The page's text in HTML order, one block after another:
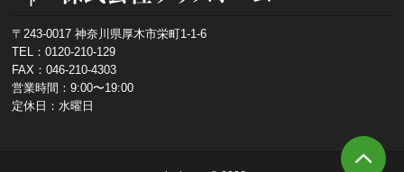
〒243-0017 神奈川県厚木市栄町1-1-6
TEL： 0120-210-129
FAX：046-210-4303
営業時間：9:00〜19:00
定休日：水曜日